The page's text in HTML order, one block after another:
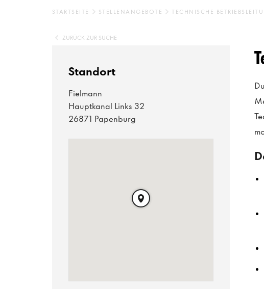
STARTSEITE STELLENANGEBOTE TECHNISCHE
ZURÜCK ZUR SUCHE
Standort
Fielmann
Hauptkanal Links 32
26871 Papenburg